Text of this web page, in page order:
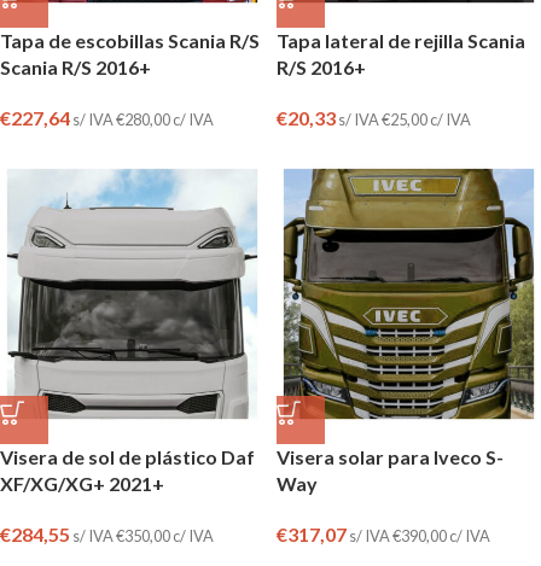
Tapa de escobillas Scania R/S
Scania R/S 2016+
€227,64s/ IVA€280,00c/ IVA
Tapa lateral de rejilla Scania
R/S 2016+
€20,33s/ IVA€25,00c/ IVA
Visera de sol de plástico Daf
XF/XG/XG+ 2021+
€284,55 s/ IVA€350,00c/ IVA
Visera solar para Iveco S-
Way
€317,07s/ IVA€390,00c/ IVA